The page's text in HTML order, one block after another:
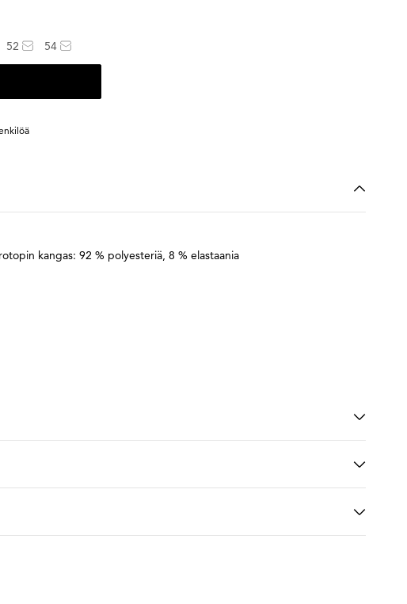
52 54
kangas: 92 % polyesteriä, 8 % elastaania